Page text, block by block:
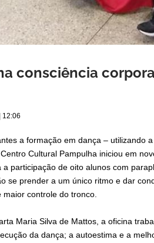
consciência
12:06
a formação em dança – utilizando
Cultural Pampulha iniciou em
participação de oito alunos com
se prender a um único ritmo e dar
controle do tronco.
Maria Silva de Mattos, a oficina
da dança; a autoestima e a